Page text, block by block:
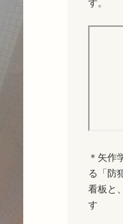
す。
＊矢作
る「防
看板と
す